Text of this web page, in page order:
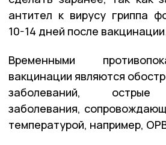
антител к вирусу гриппа
10-14 дней после
Временными
вакцинации являются
заболеваний, острые
заболевания,
температурой, например,